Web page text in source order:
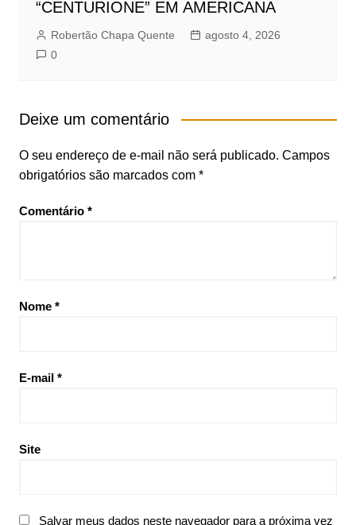
“CENTURIONE” EM AMERICANA
Robertão Chapa Quente
agosto 4, 2026
0
Deixe um comentário
O seu endereço de e-mail não será publicado. Campos
obrigatórios são marcados com *
Comentário *
Nome *
E-mail *
Site
Salvar meus dados neste navegador para a próxima vez